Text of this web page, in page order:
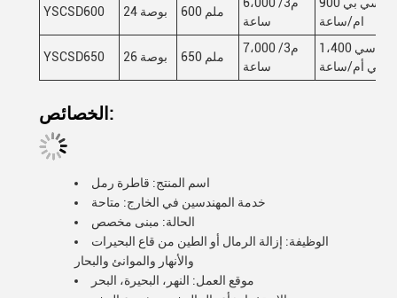
YSCSD600 24 بوصة 600 ملم
ساعة
ام/ساعة
YSCSD650 26 بوصة 650 ملم
7،000 م3/
ساعة
1،400 سي
بي أم/ساعة
الخصائص:
اسم المنتج: قاطرة رمل
خدمة المهندسين في الخارج: متاحة
الحالة: مبنى مخصص
الوظيفة: إزالة الرمال أو الطين من قاع البحيرات
والأنهار والموانئ والبحار
موقع العمل: النهر، البحيرة، البحر